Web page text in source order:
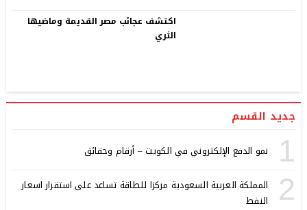
اكتشف عجائب مصر القديمة وماضيها
الثري
جديد القسم
1 نمو الدفع الإلكتروني في الكويت – أرقام وحقائق
2
المملكة العربية السعودية مركزا للطاقة تساعد على استقرار اسعار
النفط